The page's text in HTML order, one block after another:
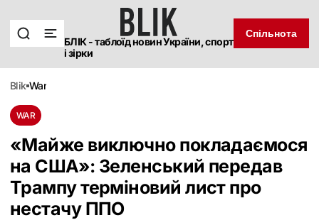
БЛІК - таблоїд новин України, спорт
і зірки
Спільнота
blik war
WAR
«Майже виключно покладаємося
на США»: Зеленський передав
Трампу терміновий лист про
нестачу ППО